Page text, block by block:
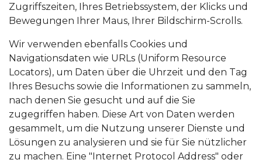
Zugriffszeiten, Ihres Betriebssystem, der Klicks und
Bewegungen Ihrer Maus, Ihrer Bildschirm-Scrolls.
Wir verwenden ebenfalls Cookies und
Navigationsdaten wie URLs (Uniform Resource
Locators), um Daten über die Uhrzeit und den Tag
Ihres Besuchs sowie die Informationen zu sammeln,
nach denen Sie gesucht und auf die Sie
zugegriffen haben. Diese Art von Daten werden
gesammelt, um die Nutzung unserer Dienste und
Lösungen zu analysieren und sie für Sie nützlicher
zu machen. Eine "Internet Protocol Address" oder